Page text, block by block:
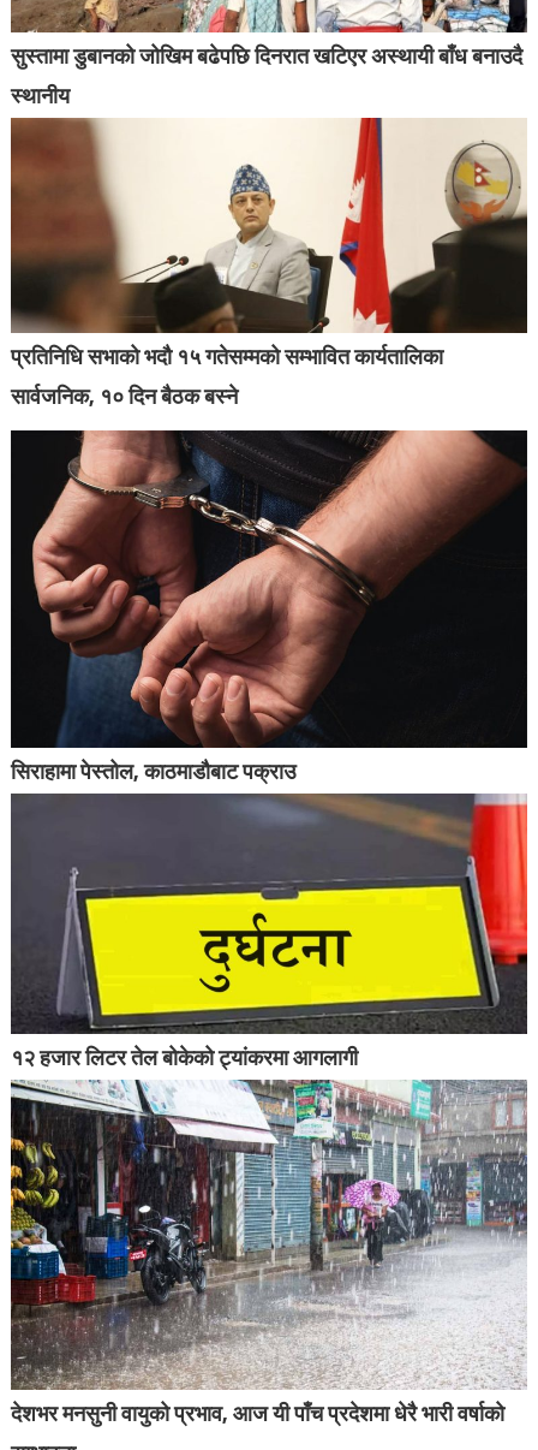
सुस्तामा डुबानको जोखिम बढेपछि दिनरात खटिएर अस्थायी बाँध बनाउदै
स्थानीय
प्रतिनिधि सभाको भदौ १५ गतेसम्मको सम्भावित कार्यतालिका
सार्वजनिक, १० दिन बैठक बस्ने
सिराहामा पेस्तोल, काठमाडौबाट पक्राउ
१२ हजार लिटर तेल बोकेको ट्यांकरमा आगलागी
देशभर मनसुनी वायुको प्रभाव, आज यी पाँच प्रदेशमा धेरै भारी वर्षाको